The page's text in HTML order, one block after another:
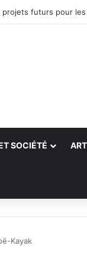
projets futurs pour les
SOCIÉTÉ
Kayak